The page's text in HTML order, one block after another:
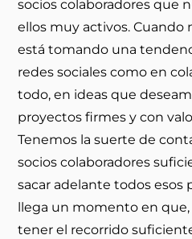
socios colaboradores que
ellos muy activos. Cuando
está tomando una
redes sociales como en
todo, en ideas que
proyectos firmes y con
Tenemos la suerte de
socios colaboradores
sacar adelante todos esos
llega un momento en
tener el recorrido